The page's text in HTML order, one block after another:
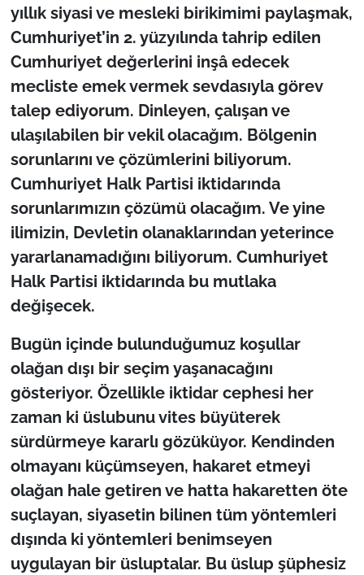
yıllık siyasi ve mesleki birikimimi paylaşmak,
Cumhuriyet’in 2. yüzyılında tahrip edilen
Cumhuriyet değerlerini inşâ edecek
mecliste emek vermek sevdasıyla görev
talep ediyorum. Dinleyen, çalışan ve
ulaşılabilen bir vekil olacağım. Bölgenin
sorunlarını ve çözümlerini biliyorum.
Cumhuriyet Halk Partisi iktidarında
sorunlarımızın çözümü olacağım. Ve yine
ilimizin, Devletin olanaklarından yeterince
yararlanamadığını biliyorum. Cumhuriyet
Halk Partisi iktidarında bu mutlaka
değişecek.
Bugün içinde bulunduğumuz koşullar
olağan dışı bir seçim yaşanacağını
gösteriyor. Özellikle iktidar cephesi her
zaman ki üslubunu vites büyüterek
sürdürmeye kararlı gözüküyor. Kendinden
olmayanı küçümseyen, hakaret etmeyi
olağan hale getiren ve hatta hakaretten öte
suçlayan, siyasetin bilinen tüm yöntemleri
dışında ki yöntemleri benimseyen
uygulayan bir üsluptalar. Bu üslup şüphesiz